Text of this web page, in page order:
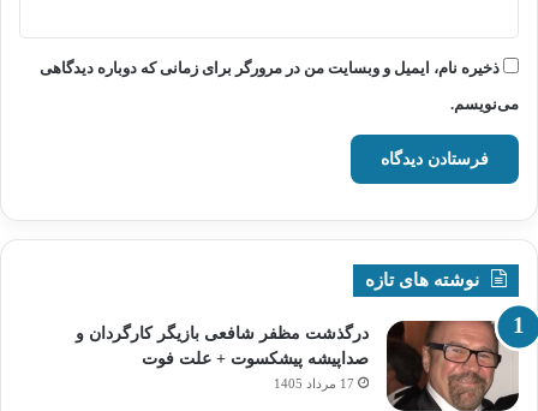
ذخیره نام، ایمیل و وبسایت من در مرورگر برای زمانی که دوباره دیدگاهی
می‌نویسم.
نوشته های تازه
درگذشت مظفر شافعی بازیگر کارگردان و
صداپیشه پیشکسوت + علت فوت
17 مرداد 1405